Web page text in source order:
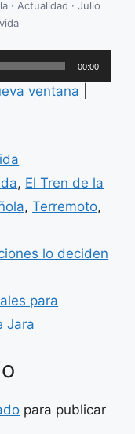
· Actualidad · Julio
00:00
ventana
, El Tren de la
, Terremoto,
lo deciden
para
Jara
para publicar